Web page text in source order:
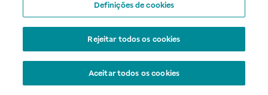
Definições de cookies
Rejeitar todos os cookies
Aceitar todos os cookies